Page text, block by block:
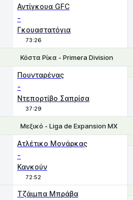
Αντίγκουα GFC
-
Γκουαστατόγια
73:26
Κόστα Ρίκα - Primera Division
Πουνταρένας
-
Ντεπορτίβο Σαπρίσα
37:29
Μεξικό - Liga de Expansion MX
Ατλέτικο Μονάρκας
-
Κανκούν
72:52
Τζάιμπα Μπράβα